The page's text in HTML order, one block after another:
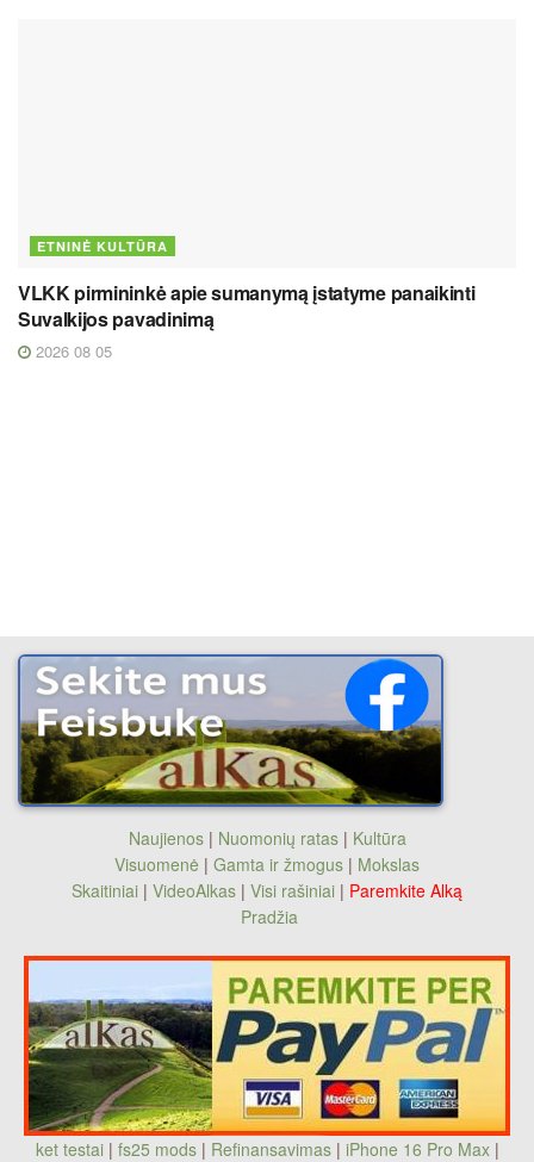
ETNINĖ KULTŪRA
VLKK pirmininkė apie sumanymą įstatyme panaikinti
Suvalkijos pavadinimą
2026 08 05
Naujienos| Nuomonių ratas| Kultūra
Visuomenė | Gamta ir žmogus | Mokslas
Skaitiniai | VideoAlkas | Visi rašiniai | Paremkite Alką
Pradžia
ket testai | fs25 mods| Refinansavimas| iPhone 16 Pro Max|